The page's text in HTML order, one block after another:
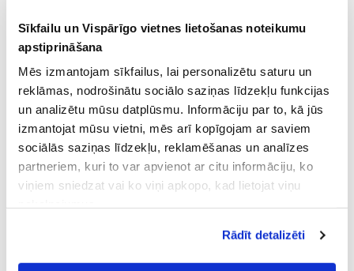
Sīkfailu un Vispārīgo vietnes lietošanas noteikumu
apstiprināšana
Mēs izmantojam sīkfailus, lai personalizētu saturu un
reklāmas, nodrošinātu sociālo saziņas līdzekļu funkcijas
un analizētu mūsu datplūsmu. Informāciju par to, kā jūs
izmantojat mūsu vietni, mēs arī kopīgojam ar saviem
sociālās saziņas līdzekļu, reklamēšanas un analīzes
partneriem, kuri to var apvienot ar citu informāciju, ko
viņiem sniedzat vai ko viņi apkopo, kad lietojat viņu
Vispārīgiem vietnes lietošanas
noteikumiem(saīsināti - VVLN).
Rādīt detalizēti